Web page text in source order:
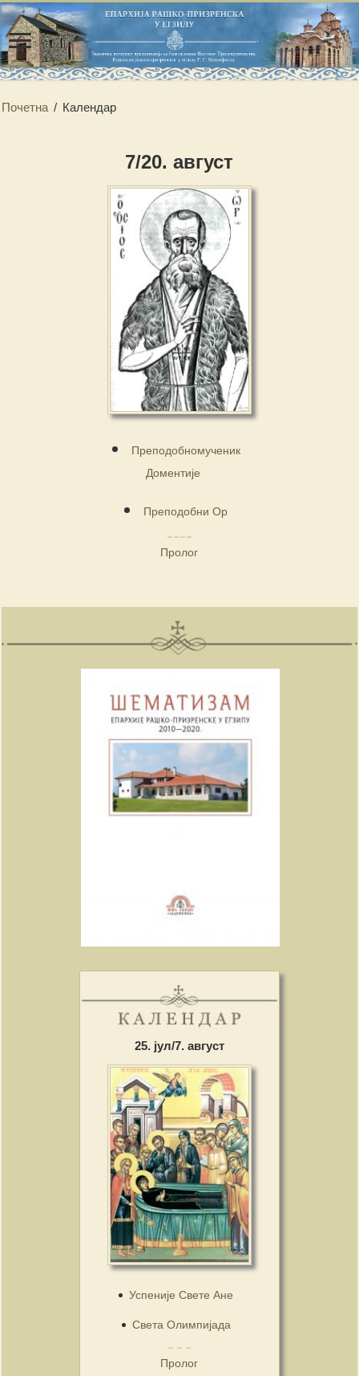
Почетна / Календар
7/20. август
Преподобномученик
Доментије
Преподобни Ор
Пролог
25. јул/7. август
Успеније Свете Ане
Света Олимпијада
Пролог